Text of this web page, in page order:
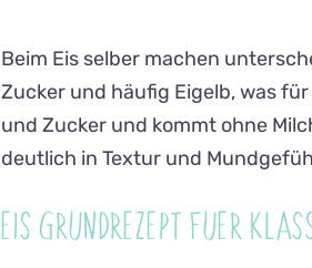
Beim Eis selber machen
Zucker und häufig Eigelb, was
und Zucker und kommt ohne
deutlich in Textur und
EIS GRUNDREZEPT FUER